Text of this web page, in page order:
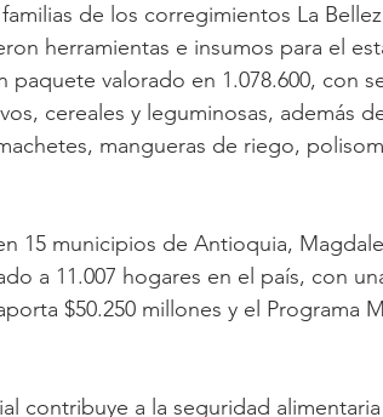
de los corregimientos La
herramientas e insumos para el
paquete valorado en 1.078.600, con
cereales y leguminosas, además
mangueras de riego,
15 municipios de Antioquia,
a 11.007 hogares en el país, con
$50.250 millones y el Programa
contribuye a la seguridad